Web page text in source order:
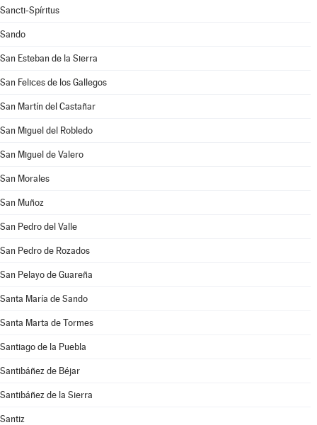
Sancti-Spíritus
Sando
San Esteban de la Sierra
San Felices de los Gallegos
San Martín del Castañar
San Miguel del Robledo
San Miguel de Valero
San Morales
San Muñoz
San Pedro del Valle
San Pedro de Rozados
San Pelayo de Guareña
Santa María de Sando
Santa Marta de Tormes
Santiago de la Puebla
Santibáñez de Béjar
Santibáñez de la Sierra
Santiz